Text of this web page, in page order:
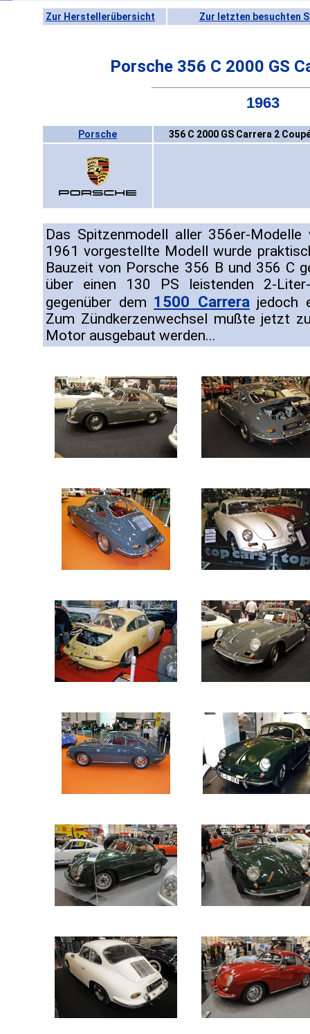
Zur Herstellerübersicht Zur letzten besuchten
Porsche 356 C 2000 GS
1963
Porsche 356 C 2000 GS Carrera 2
Das Spitzenmodell aller 356er-
1961 vorgestellte Modell wurde
Bauzeit von Porsche 356 B und 356 C
über einen 130 PS leistenden 2-
gegenüber dem 1500 Carrerajedoch
Zum Zündkerzenwechsel mußte jetzt
Motor ausgebaut werden...